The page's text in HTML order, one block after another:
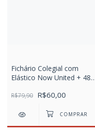
Fichário Colegial com
Elástico Now United + 48
R$79,90 R$60,00